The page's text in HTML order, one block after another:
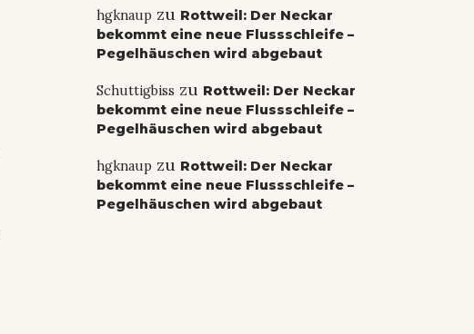
hgknaupzu Rottweil: Der Neckar
bekommt eine neue Flussschleife –
Pegelhäuschen wird abgebaut
Schuttigbiss zu Rottweil: Der Neckar
bekommt eine neue Flussschleife –
Pegelhäuschen wird abgebaut
hgknaupzu Rottweil: Der Neckar
bekommt eine neue Flussschleife –
Pegelhäuschen wird abgebaut